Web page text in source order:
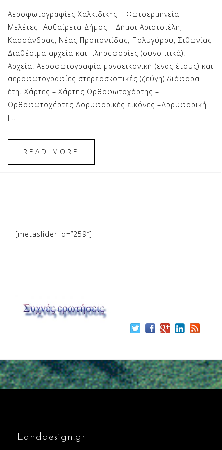
Αεροφωτογραφίες Χαλκιδικής – Φωτοερμηνεία-
Μελέτες- Αυθαίρετα Δήμος – Δήμοι Αριστοτέλη,
Κασσάνδρας, Νέας Προποντίδας, Πολυγύρου, Σιθωνίας
Διαθέσιμα αρχεία και πληροφορίες (συνοπτικά):
Αρχεία: Aεροφωτογραφία μονοεικονική (ενός έτους) και
αεροφωτογραφίες στερεοσκοπικές (ζεύγη) διάφορα
έτη. Χάρτες – Χάρτης Ορθοφωτοχάρτης –
Ορθοφωτοχάρτες Δορυφορικές εικόνες –Δορυφορική
[…]
READ MORE
[metaslider id=”259″]
Landdesign.gr